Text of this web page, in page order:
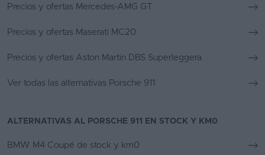
Precios y ofertas Mercedes-AMG GT
Precios y ofertas Maserati MC20
Precios y ofertas Aston Martin DBS Superleggera
Ver todas las alternativas Porsche 911
ALTERNATIVAS AL PORSCHE 911 EN STOCK Y KM0
BMW M4 Coupé de stock y km0